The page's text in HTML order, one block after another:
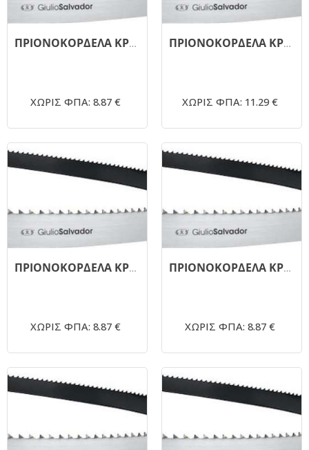
ΠΡΙΟΝΟΚΟΡΔΕΛΑ ΚΡΕΑΤΟΣ 2040.19mm G.SALVADOR 3TPI
ΧΩΡΙΣ ΦΠΑ: 8.87 €
ΠΡΙΟΝΟΚΟΡΔΕΛΑ ΚΡΕΑΤΟΣ 1960.19mm G.SALVADOR 3TPI
ΧΩΡΙΣ ΦΠΑ: 11.29 €
ΠΡΙΟΝΟΚΟΡΔΕΛΑ ΚΡΕΑΤΟΣ 1700.19mm G.SALVADOR 4TPI
ΧΩΡΙΣ ΦΠΑ: 8.87 €
ΠΡΙΟΝΟΚΟΡΔΕΛΑ ΚΡΕΑΤΟΣ 1600.19mm G.SALVADOR 4TPI
ΧΩΡΙΣ ΦΠΑ: 8.87 €